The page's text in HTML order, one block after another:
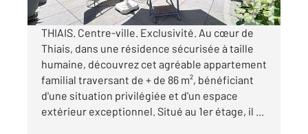
THIAIS. Centre-ville. Exclusivité. Au cœur de
Thiais, dans une résidence sécurisée à taille
humaine, découvrez cet agréable appartement
familial traversant de + de 86 m², bénéficiant
d'une situation privilégiée et d'un espace
extérieur exceptionnel. Situé au 1er étage, il ...